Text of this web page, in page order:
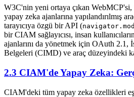
W3C'nin yeni ortaya çıkan
yapay zeka ajanlarına yapılandırılmış
tarayıcıya özgü bir API (
bir CIAM sağlayıcısı, insan
ajanlarını da yönetmek için OAuth
Belgeleri (CIMD) ve araç düzeyindeki
2.3 CIAM'de Yapay Zeka:
CIAM'deki tüm yapay zeka özellikleri